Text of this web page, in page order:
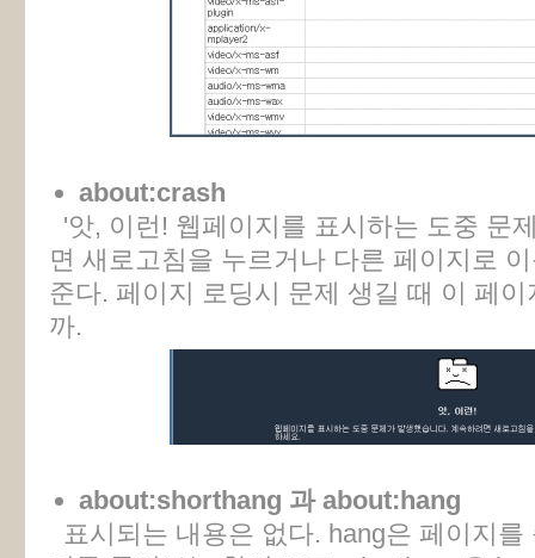
about:crash
'앗, 이런! 웹페이지를 표시하는 도중 문
면 새로고침을 누르거나 다른 페이지로
준다. 페이지 로딩시 문제 생길 때 이 페
까.
about:shorthang 과 about:hang
표시되는 내용은 없다. hang은 페이지